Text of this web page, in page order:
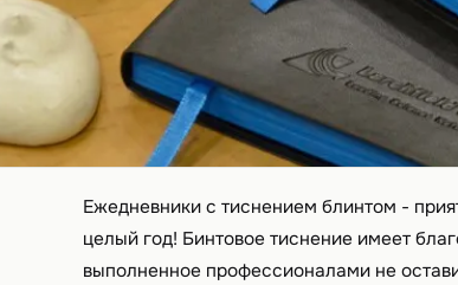
Ежедневники с тиснением блинтом -
целый год! Бинтовое тиснение имеет
выполненное профессионалами не